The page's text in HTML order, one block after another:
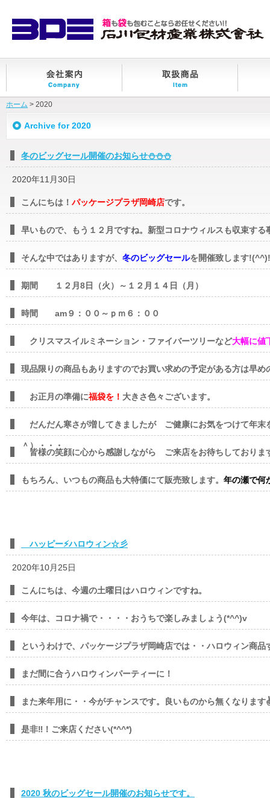
ホーム > 2020
Archive for 2020
冬のビッグセール開催のお知らせ⛄⛄⛄
2020年11月30日
こんにちは！ パッケージプラザ岡崎店です。
早いもので、もう１２月ですね。新型コロナウィルスも収束する
そんな中ではありますが、 冬のビッグセールを開催致します!(^^)!
期間 １２月8日（火）～１２月１４日（月）
時間 am９：００～ｐｍ６：００
クリスマスイルミネーション・ファイバーツリーなど大幅に値
現品限りの商品もありますのでお買い求めの予定がある方は早
お正月の準備に福袋を！ 大きさ色々ございます。
だんだん寒さが増してきましたが ご健康にお気をつけて年
＾）・・・
皆様の笑顔に心から感謝しながら ご来店をお待ちしておりま
もちろん、いつもの商品も大特価にて販売致します。 年の瀬で何
ハッピー⚡ハロウィン☆彡
2020年10月25日
こんにちは、今週の土曜日はハロウィンですね。
今年は、コロナ禍で・・・・おうちで楽しみましょう(*^^)v
というわけで、パッケージプラザ岡崎店では・・ハロウィン商
まだ間に合うハロウィンパーティーに！
また来年用に・・今がチャンスです。良いものから無くなります
是非‼！ご来店ください(*^^*)
2020 秋のビッグセール開催のお知らせです。